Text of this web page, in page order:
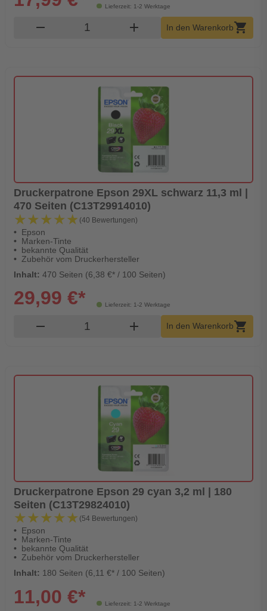
Lieferzeit: 1-2 Werktage
remove Produkt Warenkorb Menge
add In den Warenkorbshopping_cart
Druckerpatrone Epson 29XL schwarz 11,3 ml |
470 Seiten (C13T29914010)
★★★★★
★★★★★ (40 Bewertungen)
Epson
Marken-Tinte
bekannte Qualität
Zubehör vom Druckerhersteller
Inhalt: 470 Seiten (6,38 €* / 100 Seiten)
Lieferzeit: 1-2 Werktage
29,99 €*
remove Produkt Warenkorb Menge
add In den Warenkorbshopping_cart
Druckerpatrone Epson 29 cyan 3,2 ml | 180
Seiten (C13T29824010)
★★★★★
★★★★★ (54 Bewertungen)
Epson
Marken-Tinte
bekannte Qualität
Zubehör vom Druckerhersteller
Inhalt: 180 Seiten (6,11 €* / 100 Seiten)
Lieferzeit: 1-2 Werktage
11,00 €*